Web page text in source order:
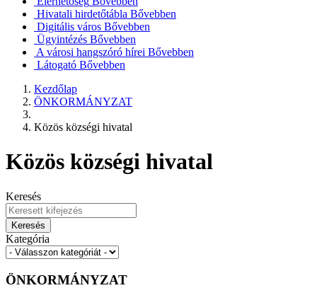
Hivatali hirdetőtábla Bővebben
Digitális város Bővebben
Ügyintézés Bővebben
A városi hangszóró hírei Bővebben
Látogató Bővebben
Kezdőlap
ÖNKORMÁNYZAT
Közös községi hivatal
Közös községi hivatal
Keresés
Keresés
Kategória
ÖNKORMÁNYZAT